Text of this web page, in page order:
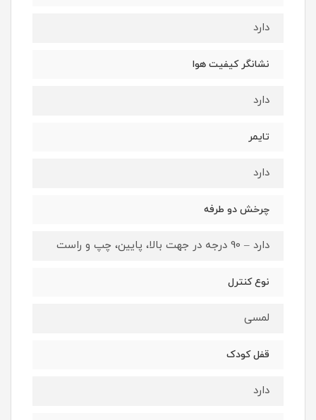
دارد
نشانگر کیفیت هوا
دارد
تایمر
دارد
چرخش دو طرفه
دارد – 90 درجه در جهت بالا، پایین، چپ و راست
نوع کنترل
لمسی
قفل کودک
دارد